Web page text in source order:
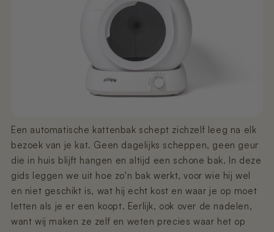
Pre-order
Poopy Nova Pro - Dune Beige
Pre-order
Poopy Nova Pro - Rosé Blush
€449,00 Pre-order
Pre-order
Nano 3 - Gritvanger
Nano 3 - Grit Guard (Trommelring)
€19,99
Nano 3 - Trommel (Wit)
Pre-order
Nano 2 - Afvalbak Klep
Uitverkocht
Nano 2 & 3 – Voedingsadapter (3 m
kabel)
€14,99
Onderstel van Poopy Nano 2 -
Zwart/Wit
Een automatische kattenbak schept zichzelf leeg na elk
bezoek van je kat. Geen dagelijks scheppen, geen geur
die in huis blijft hangen en altijd een schone bak. In deze
gids leggen we uit hoe zo'n bak werkt, voor wie hij wel
en niet geschikt is, wat hij echt kost en waar je op moet
letten als je er een koopt. Eerlijk, ook over de nadelen,
want wij maken ze zelf en weten precies waar het op